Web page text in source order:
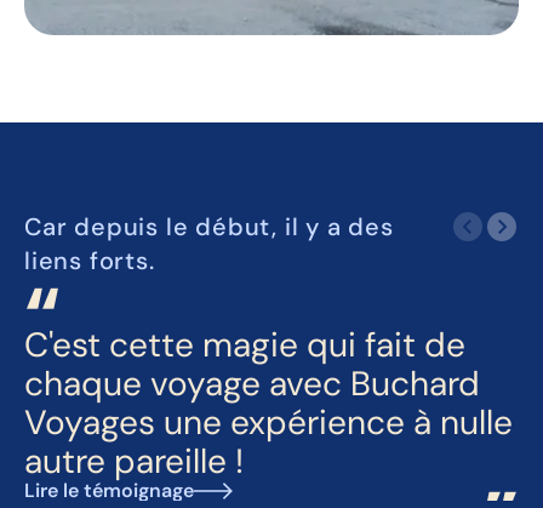
Car depuis le début, il y a des
liens forts.
C'est cette magie qui fait de
chaque voyage avec Buchard
Voyages une expérience à nulle
autre pareille !
Lire le témoignage